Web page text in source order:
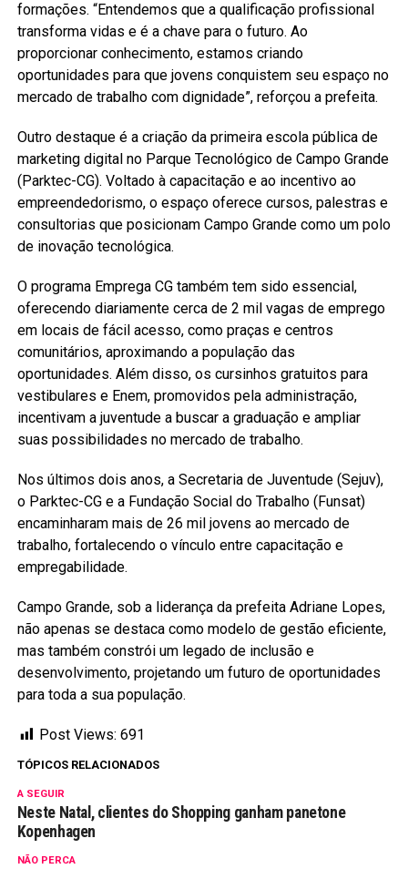
formações. “Entendemos que a qualificação profissional
transforma vidas e é a chave para o futuro. Ao
proporcionar conhecimento, estamos criando
oportunidades para que jovens conquistem seu espaço no
mercado de trabalho com dignidade”, reforçou a prefeita.
Outro destaque é a criação da primeira escola pública de
marketing digital no Parque Tecnológico de Campo Grande
(Parktec-CG). Voltado à capacitação e ao incentivo ao
empreendedorismo, o espaço oferece cursos, palestras e
consultorias que posicionam Campo Grande como um polo
de inovação tecnológica.
O programa Emprega CG também tem sido essencial,
oferecendo diariamente cerca de 2 mil vagas de emprego
em locais de fácil acesso, como praças e centros
comunitários, aproximando a população das
oportunidades. Além disso, os cursinhos gratuitos para
vestibulares e Enem, promovidos pela administração,
incentivam a juventude a buscar a graduação e ampliar
suas possibilidades no mercado de trabalho.
Nos últimos dois anos, a Secretaria de Juventude (Sejuv),
o Parktec-CG e a Fundação Social do Trabalho (Funsat)
encaminharam mais de 26 mil jovens ao mercado de
trabalho, fortalecendo o vínculo entre capacitação e
empregabilidade.
Campo Grande, sob a liderança da prefeita Adriane Lopes,
não apenas se destaca como modelo de gestão eficiente,
mas também constrói um legado de inclusão e
desenvolvimento, projetando um futuro de oportunidades
para toda a sua população.
Post Views: 691
TÓPICOS RELACIONADOS
A SEGUIR
Neste Natal, clientes do Shopping ganham panetone
Kopenhagen
NÃO PERCA